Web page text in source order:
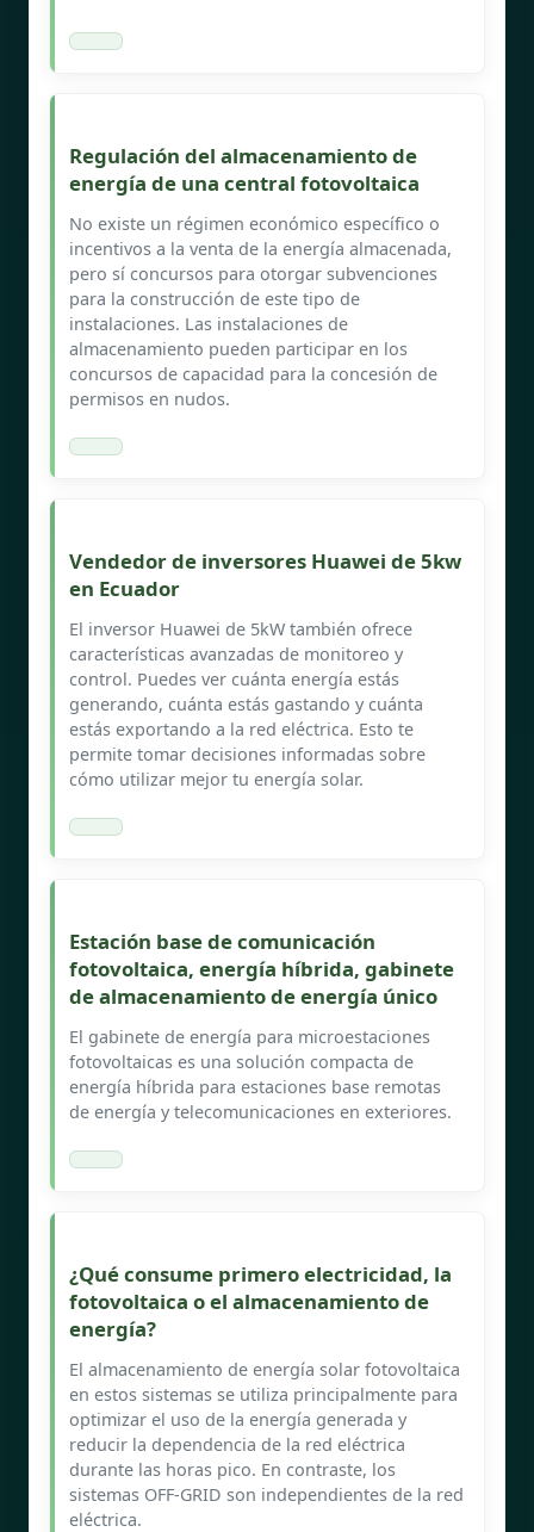
Regulación del almacenamiento de
energía de una central fotovoltaica
No existe un régimen económico específico o
incentivos a la venta de la energía almacenada,
pero sí concursos para otorgar subvenciones
para la construcción de este tipo de
instalaciones. Las instalaciones de
almacenamiento pueden participar en los
concursos de capacidad para la concesión de
permisos en nudos.
Vendedor de inversores Huawei de 5kw
en Ecuador
El inversor Huawei de 5kW también ofrece
características avanzadas de monitoreo y
control. Puedes ver cuánta energía estás
generando, cuánta estás gastando y cuánta
estás exportando a la red eléctrica. Esto te
permite tomar decisiones informadas sobre
cómo utilizar mejor tu energía solar.
Estación base de comunicación
fotovoltaica, energía híbrida, gabinete
de almacenamiento de energía único
El gabinete de energía para microestaciones
fotovoltaicas es una solución compacta de
energía híbrida para estaciones base remotas
de energía y telecomunicaciones en exteriores.
¿Qué consume primero electricidad, la
fotovoltaica o el almacenamiento de
energía?
El almacenamiento de energía solar fotovoltaica
en estos sistemas se utiliza principalmente para
optimizar el uso de la energía generada y
reducir la dependencia de la red eléctrica
durante las horas pico. En contraste, los
sistemas OFF-GRID son independientes de la red
eléctrica.